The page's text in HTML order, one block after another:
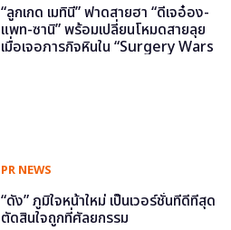
“ลูกเกด เมทินี” ฟาดสายฮา “ดีเจอ๋อง-
แพท-ซานิ” พร้อมเปลี่ยนโหมดสายลุย
เมื่อเจอภารกิจหินใน “Surgery Wars
PR NEWS
“ดัง” ภูมิใจหน้าใหม่ เป็นเวอร์ชั่นที่ดีที่สุด
ตัดสินใจถูกที่ศัลยกรรม